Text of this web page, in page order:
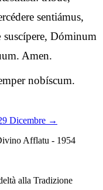
sentiámus,
Dóminum
Amen.
nobíscum.
Dicembre →
Afflatu - 1954
alla Tradizione